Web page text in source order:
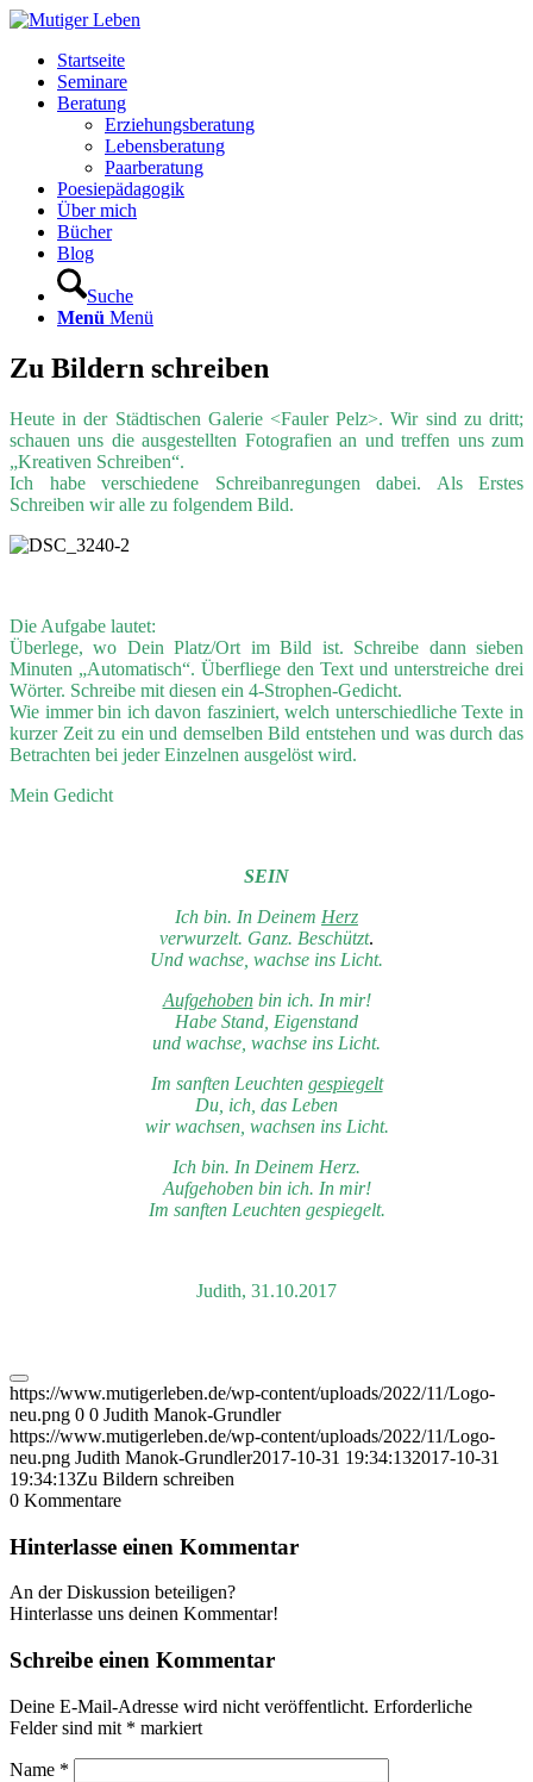
Startseite
Seminare
Beratung
Erziehungsberatung
Lebensberatung
Paarberatung
Poesiepädagogik
Über mich
Bücher
Blog
Suche
Menü Menü
Zu Bildern schreiben
Heute in der Städtischen Galerie <Fauler Pelz>. Wir sind zu dritt;
schauen uns die ausgestellten Fotografien an und treffen uns zum
„Kreativen Schreiben“.
Ich habe verschiedene Schreibanregungen dabei. Als Erstes
Schreiben wir alle zu folgendem Bild.
Die Aufgabe lautet:
Überlege, wo Dein Platz/Ort im Bild ist. Schreibe dann sieben
Minuten „Automatisch“. Überfliege den Text und unterstreiche drei
Wörter. Schreibe mit diesen ein 4-Strophen-Gedicht.
Wie immer bin ich davon fasziniert, welch unterschiedliche Texte in
kurzer Zeit zu ein und demselben Bild entstehen und was durch das
Betrachten bei jeder Einzelnen ausgelöst wird.
Mein Gedicht
SEIN
Ich bin. In Deinem Herz
verwurzelt. Ganz. Beschützt.
Und wachse, wachse ins Licht.
Aufgehobenbin ich. In mir!
Habe Stand, Eigenstand
und wachse, wachse ins Licht.
Im sanften Leuchten gespiegelt
Du, ich, das Leben
wir wachsen, wachsen ins Licht.
Ich bin. In Deinem Herz.
Aufgehoben bin ich. In mir!
Im sanften Leuchten gespiegelt.
Judith, 31.10.2017
https://www.mutigerleben.de/wp-content/uploads/2022/11/Logo-
neu.png 0 0 Judith Manok-Grundler
https://www.mutigerleben.de/wp-content/uploads/2022/11/Logo-
neu.png Judith Manok-Grundler2017-10-31 19:34:132017-10-31
19:34:13Zu Bildern schreiben
0 Kommentare
Hinterlasse einen Kommentar
An der Diskussion beteiligen?
Hinterlasse uns deinen Kommentar!
Schreibe einen Kommentar
Deine E-Mail-Adresse wird nicht veröffentlicht. Erforderliche
Felder sind mit * markiert
Name *